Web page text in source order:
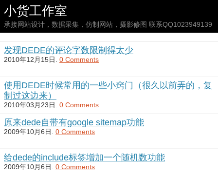
小货工作室
承接网站设计，数据采集，仿制网站，摄影修图 联系QQ1023949139
发现DEDE的评论字数限制得太少
2010年12月15日. 0 Comments
使用DEDE时候常用的一些小窍门（很久以前弄的，复
制过这边来）
2010年03月23日. 0 Comments
原来dede自带有google sitemap功能
2009年10月6日. 0 Comments
给dede的include标签增加一个随机数功能
2009年10月6日. 0 Comments